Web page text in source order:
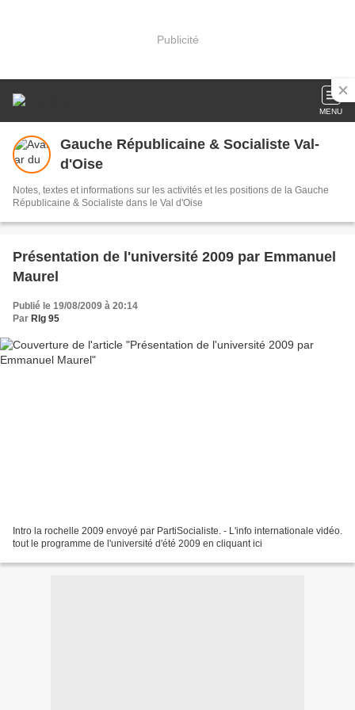
Publicité
MENU
Gauche Républicaine & Socialiste Val-
d'Oise
Notes, textes et informations sur les activités et les positions de la Gauche
Républicaine & Socialiste dans le Val d'Oise
Présentation de l'université 2009 par Emmanuel
Maurel
Publié le 19/08/2009 à 20:14
Par Rlg 95
Intro la rochelle 2009 envoyé par PartiSocialiste. - L'info internationale vidéo.
tout le programme de l'université d'été 2009 en cliquant ici